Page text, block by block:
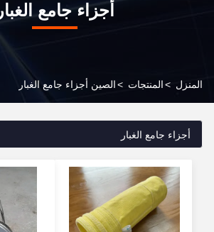
أجزاء جامع الغبار
المنزل >المنتجات >الصين أجزاء جامع الغبار
أجزاء جامع الغبار